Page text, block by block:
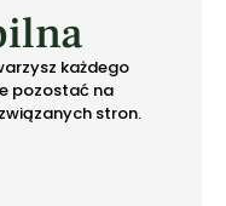
każdego
pozostać na
stron.